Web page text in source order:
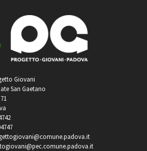
Giovani
San Gaetano